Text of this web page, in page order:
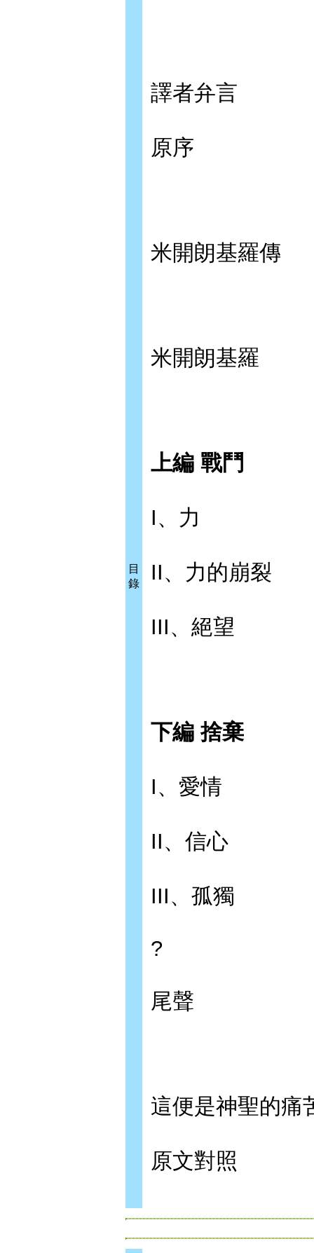
目
錄
譯者弁言
原序
米開朗基羅傳
米開朗基羅
上編 戰鬥
I、力
II、力的崩裂
III、絕望
下編 捨棄
I、愛情
II、信心
III、孤獨
?
尾聲
這便是神聖的痛
原文對照